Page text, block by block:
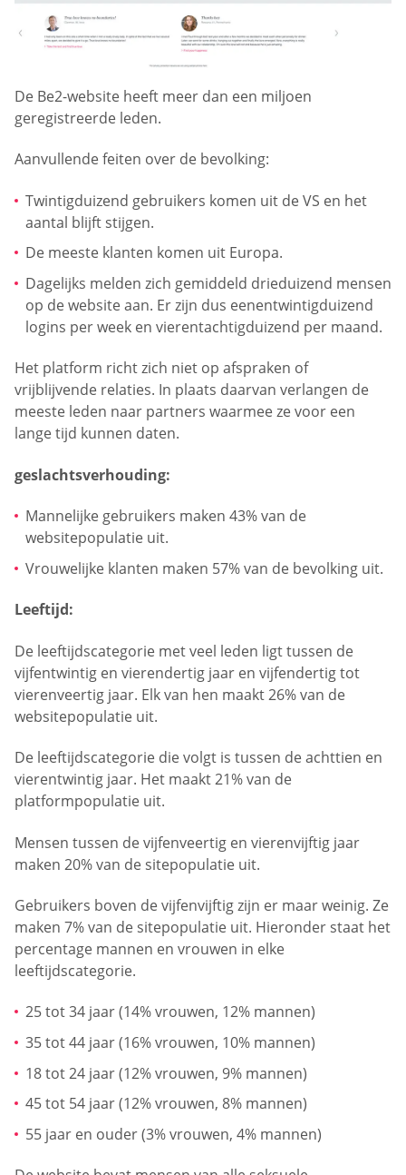
De Be2-website heeft meer dan een miljoen
geregistreerde leden.
Aanvullende feiten over de bevolking:
Twintigduizend gebruikers komen uit de VS en het
aantal blijft stijgen.
De meeste klanten komen uit Europa.
Dagelijks melden zich gemiddeld drieduizend mensen
op de website aan. Er zijn dus eenentwintigduizend
logins per week en vierentachtigduizend per maand.
Het platform richt zich niet op afspraken of
vrijblijvende relaties. In plaats daarvan verlangen de
meeste leden naar partners waarmee ze voor een
lange tijd kunnen daten.
geslachtsverhouding:
Mannelijke gebruikers maken 43% van de
websitepopulatie uit.
Vrouwelijke klanten maken 57% van de bevolking uit.
Leeftijd:
De leeftijdscategorie met veel leden ligt tussen de
vijfentwintig en vierendertig jaar en vijfendertig tot
vierenveertig jaar. Elk van hen maakt 26% van de
websitepopulatie uit.
De leeftijdscategorie die volgt is tussen de achttien en
vierentwintig jaar. Het maakt 21% van de
platformpopulatie uit.
Mensen tussen de vijfenveertig en vierenvijftig jaar
maken 20% van de sitepopulatie uit.
Gebruikers boven de vijfenvijftig zijn er maar weinig. Ze
maken 7% van de sitepopulatie uit. Hieronder staat het
percentage mannen en vrouwen in elke
leeftijdscategorie.
25 tot 34 jaar (14% vrouwen, 12% mannen)
35 tot 44 jaar (16% vrouwen, 10% mannen)
18 tot 24 jaar (12% vrouwen, 9% mannen)
45 tot 54 jaar (12% vrouwen, 8% mannen)
55 jaar en ouder (3% vrouwen, 4% mannen)